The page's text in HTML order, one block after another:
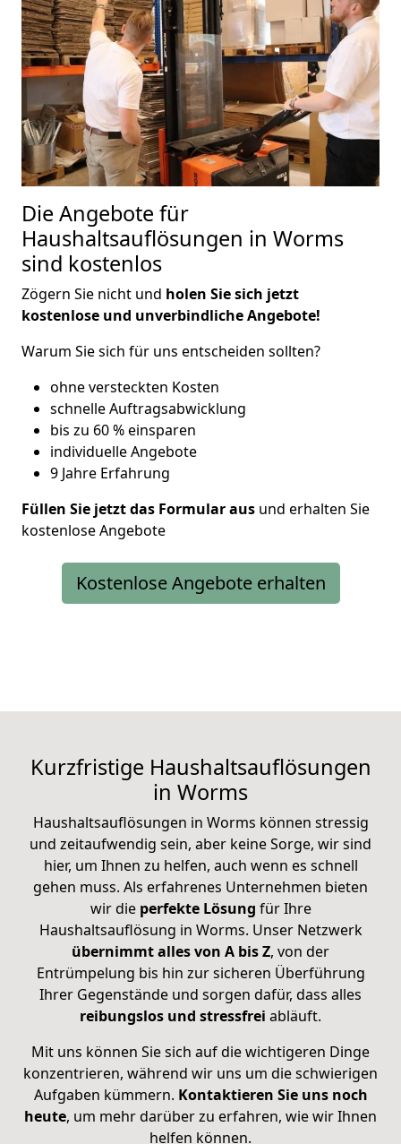
Die Angebote für
Haushaltsauflösungen in Worms
sind kostenlos
Zögern Sie nicht und holen Sie sich jetzt
kostenlose und unverbindliche Angebote!
Warum Sie sich für uns entscheiden sollten?
ohne versteckten Kosten
schnelle Auftragsabwicklung
bis zu 60 % einsparen
individuelle Angebote
9 Jahre Erfahrung
Füllen Sie jetzt das Formular aus und erhalten Sie
kostenlose Angebote
Kostenlose Angebote erhalten
Kurzfristige Haushaltsauflösungen
in Worms
Haushaltsauflösungen in Worms können stressig
und zeitaufwendig sein, aber keine Sorge, wir sind
hier, um Ihnen zu helfen, auch wenn es schnell
gehen muss. Als erfahrenes Unternehmen bieten
wir die perfekte Lösung für Ihre
Haushaltsauflösung in Worms. Unser Netzwerk
übernimmt alles von A bis Z, von der
Entrümpelung bis hin zur sicheren Überführung
Ihrer Gegenstände und sorgen dafür, dass alles
reibungslos und stressfrei abläuft.
Mit uns können Sie sich auf die wichtigeren Dinge
konzentrieren, während wir uns um die schwierigen
Aufgaben kümmern. Kontaktieren Sie uns noch
heute, um mehr darüber zu erfahren, wie wir Ihnen
helfen können.